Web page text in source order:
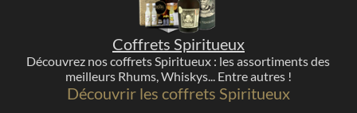
Coffrets Spiritueux
Découvrez nos coffrets Spiritueux : les assortiments des
meilleurs Rhums, Whiskys... Entre autres !
Découvrir les coffrets Spiritueux